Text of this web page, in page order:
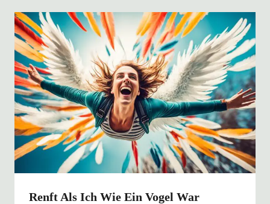
Renft Als Ich Wie Ein Vogel War